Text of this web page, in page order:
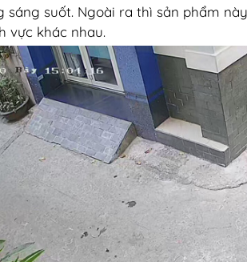
sáng suốt. Ngoài ra thì sản phẩm
vực khác nhau.